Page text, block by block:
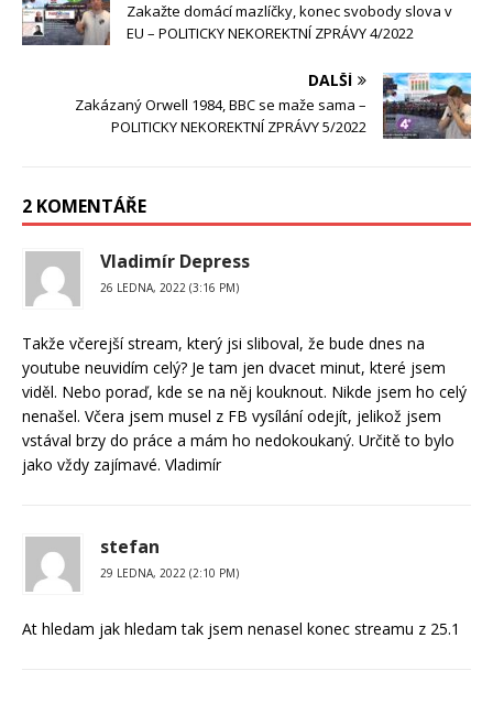
Zakažte domácí mazlíčky, konec svobody slova v
EU – POLITICKY NEKOREKTNÍ ZPRÁVY 4/2022
DALŠÍ
Zakázaný Orwell 1984, BBC se maže sama –
POLITICKY NEKOREKTNÍ ZPRÁVY 5/2022
2 KOMENTÁŘE
Vladimír Depress
26 LEDNA, 2022 (3:16 PM)
Takže včerejší stream, který jsi sliboval, že bude dnes na
youtube neuvidím celý? Je tam jen dvacet minut, které jsem
viděl. Nebo poraď, kde se na něj kouknout. Nikde jsem ho celý
nenašel. Včera jsem musel z FB vysílání odejít, jelikož jsem
vstával brzy do práce a mám ho nedokoukaný. Určitě to bylo
jako vždy zajímavé. Vladimír
stefan
29 LEDNA, 2022 (2:10 PM)
At hledam jak hledam tak jsem nenasel konec streamu z 25.1